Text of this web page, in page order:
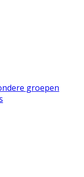
groepen